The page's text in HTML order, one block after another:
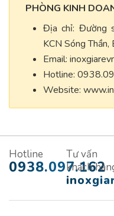
PHÒNG KINH
Địa chỉ: Đường
KCN Sóng Thần,
Email:
Hotline:
Website:
Hotline
0938.097.162
Tư vấn
khách